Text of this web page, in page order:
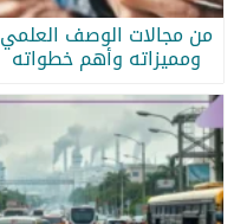
من مجالات الوصف العلمي
ومميزاته وأهم خطواته